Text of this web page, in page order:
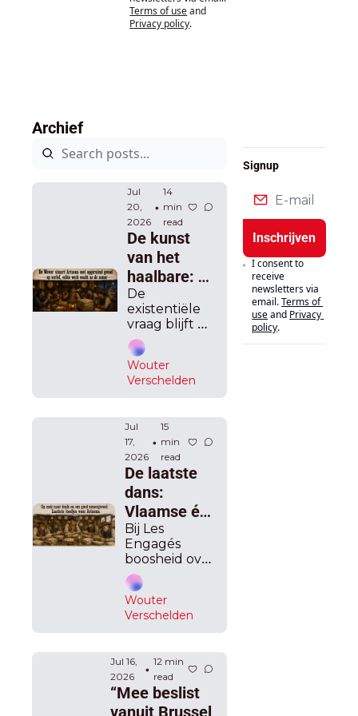
Terms of useand
Privacy policy.
Archief
Jul
20,
2026
•
14
min
read
De kunst
van het
haalbare:
Arizona
zomerverlof
in met pak
deals en
eigenlijk wel
het grote
werk blijft
voor
september
De
existentiële
vraag blijft
hangen over
deze ploeg:
kan ze in
najaar 10
miljard
saneren?
Wouter
Verschelden
Jul
17,
2026
•
15
min
read
De laatste
dans:
Vlaamse én
federale
regering op
zoek naar
positief
zomergevoel
Bij Les
Engagés
boosheid over
de harde
kritiek op hun
minister Matz:
seksisme,
vinden ze.
Wouter
Verschelden
Jul 16,
2026
•
12 min
read
“Mee beslist
vanuit Brussel,
Signup
Inschrijven
I consent to
receive
newsletters via
email.Terms of
useand Privacy
policy.